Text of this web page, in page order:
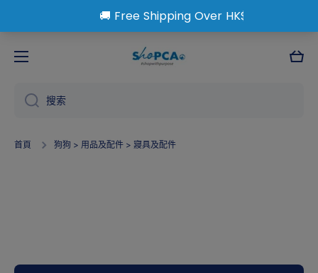
大
車
搜索
首頁 狗狗 > 用品及配件 > 寢具及配件